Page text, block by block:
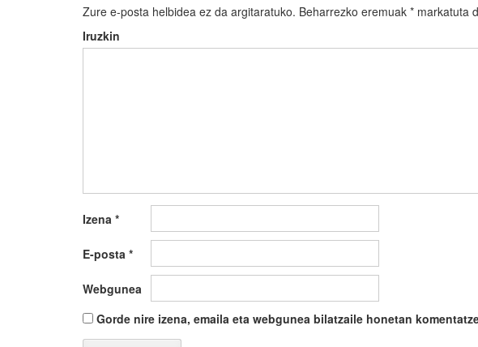
Zure e-posta helbidea ez da argitaratuko. Beharrezko eremuak * markatuta
Iruzkin
Izena *
E-posta *
Webgunea
Gorde nire izena, emaila eta webgunea bilatzaile honetan